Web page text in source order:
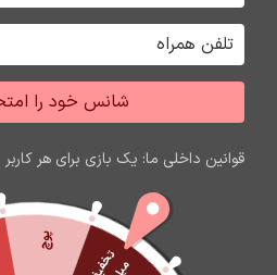
جشواره فروش
برای تغییر این متن بر روی دکمه
ایپسوم متن ساختگی با تولید
16
ساعت
51
دقیقه
02
ثانیه پوچ
شانس خود را
قوانین داخلی ما: یک بازی برای هر کاربر